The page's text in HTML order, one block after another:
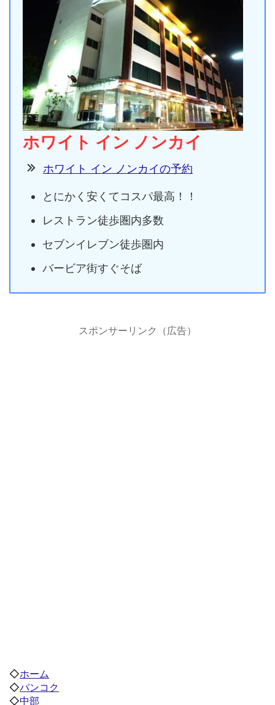
ホワイト イン ノンカイ
ホワイト イン ノンカイの予約
とにかく安くてコスパ最高！！
レストラン徒歩圏内多数
セブンイレブン徒歩圏内
バービア街すぐそば
スポンサーリンク（広告）
◇ホーム
◇バンコク
◇中部